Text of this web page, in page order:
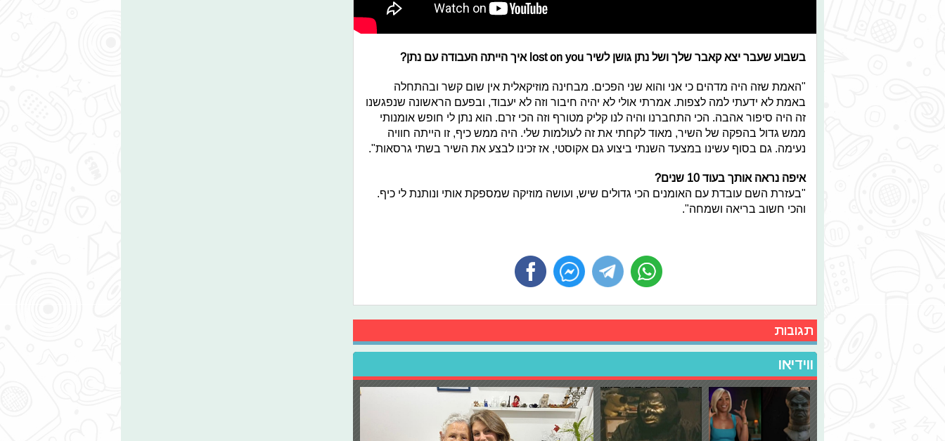
בשבוע שעבר יצא קאבר שלך ושל נתן גושן לשיר lost on you איך הייתה העבודה עם נתן?
"האמת שזה היה מדהים כי אני והוא שני הפכים. מבחינה מוזיקאלית אין שום קשר ובהתחלה
באמת לא ידעתי למה לצפות. אמרתי אולי לא יהיה חיבור וזה לא יעבוד, ובפעם הראשונה שנפגשנו
זה היה סיפור אהבה. הכי התחברנו והיה לנו קליק מטורף וזה הכי זרם. הוא נתן לי חופש אומנותי
ממש גדול בהפקה של השיר, מאוד לקחתי את זה לעולמות שלי. היה ממש כיף, זו הייתה חוויה
נעימה. גם בסוף עשינו במצעד השנתי ביצוע גם אקוסטי, אז זכינו לבצע את השיר בשתי גרסאות".
איפה נראה אותך בעוד 10 שנים?
"בעזרת השם עובדת עם האומנים הכי גדולים שיש, ועושה מוזיקה שמספקת אותי ונותנת לי כיף.
והכי חשוב בריאה ושמחה".
תגובות
ווידיאו